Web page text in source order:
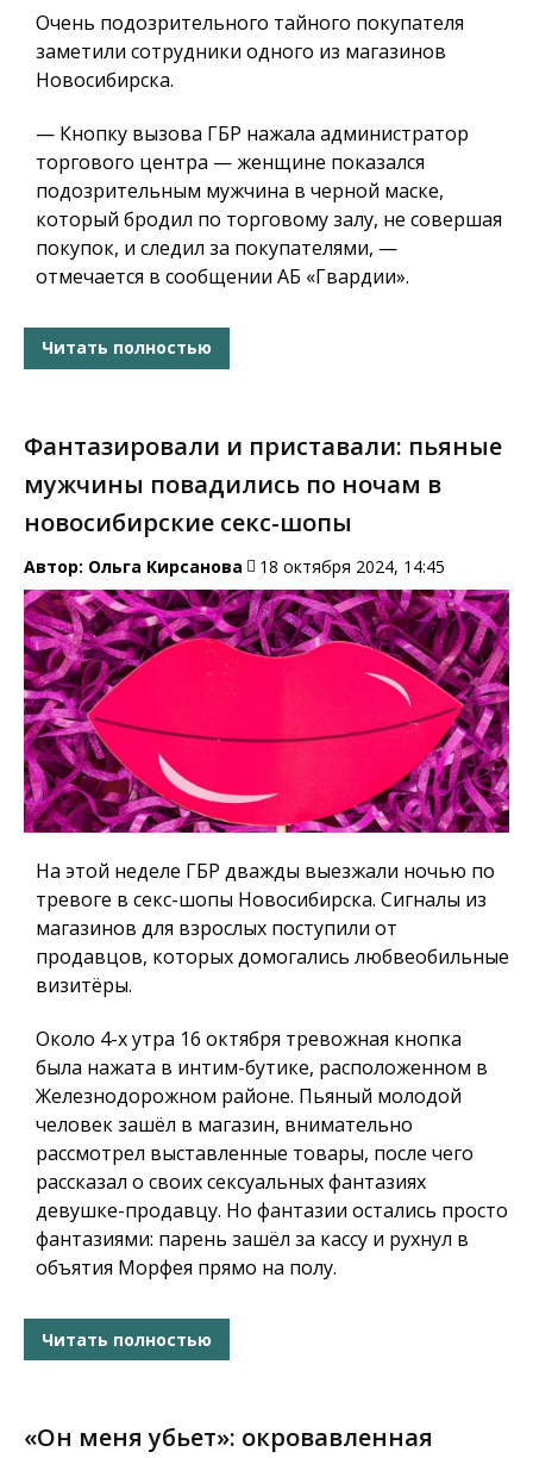
Очень подозрительного тайного покупателя
заметили сотрудники одного из магазинов
Новосибирска.
— Кнопку вызова ГБР нажала администратор
торгового центра — женщине показался
подозрительным мужчина в черной маске,
который бродил по торговому залу, не совершая
покупок, и следил за покупателями, —
отмечается в сообщении АБ «Гвардии».
Читать полностью
Фантазировали и приставали: пьяные
мужчины повадились по ночам в
новосибирские секс-шопы
Автор: Ольга Кирсанова 18 октября 2024, 14:45
На этой неделе ГБР дважды выезжали ночью по
тревоге в секс-шопы Новосибирска. Сигналы из
магазинов для взрослых поступили от
продавцов, которых домогались любвеобильные
визитёры.
Около 4-х утра 16 октября тревожная кнопка
была нажата в интим-бутике, расположенном в
Железнодорожном районе. Пьяный молодой
человек зашёл в магазин, внимательно
рассмотрел выставленные товары, после чего
рассказал о своих сексуальных фантазиях
девушке-продавцу. Но фантазии остались просто
фантазиями: парень зашёл за кассу и рухнул в
объятия Морфея прямо на полу.
Читать полностью
«Он меня убьет»: окровавленная